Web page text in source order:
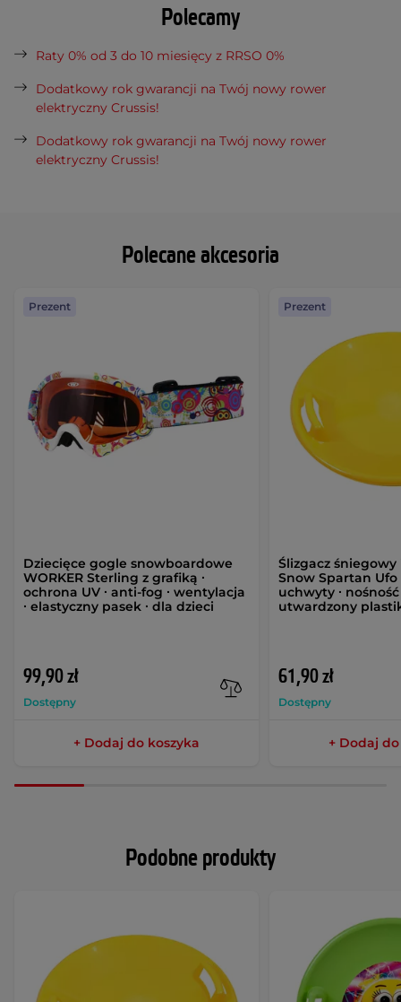
Polecane akcesoria
Dziecięce gogle snowboardowe
WORKER Sterling z grafiką ∙
ochrona UV ∙ anti-fog ∙ wentylacja
∙ elastyczny pasek ∙ dla dzieci
99,90 zł
Dostępny
Prezent
+ Dodaj do koszyka
Ślizgacz śniegowy
Snow Spartan
uchwyty ∙ nośność
utwardzony
61,90 zł
Dostępny
Prezent
+ Dodaj
Polecamy
Raty 0% od 3 do 10 miesięcy z RRSO 0%
Dodatkowy rok gwarancji na Twój nowy rower
elektryczny Crussis!
Dodatkowy rok gwarancji na Twój nowy rower
elektryczny Crussis!
Podobne produkty